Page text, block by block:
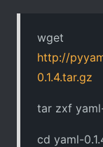
wget
http://
0.1.4.tar.gz
tar zxf
cd yaml-